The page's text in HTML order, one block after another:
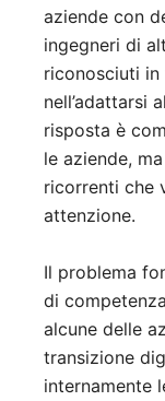
aziende con
ingegneri di
riconosciuti
nell’adattarsi
risposta è
le aziende,
ricorrenti che
attenzione.
Il problema
di
alcune delle
transizione
internamente